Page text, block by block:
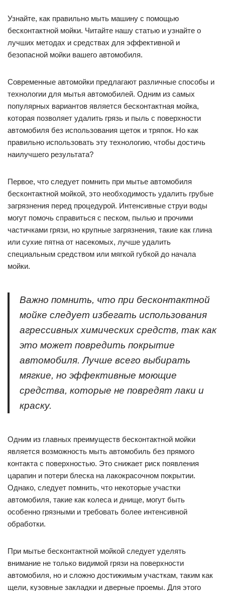
Узнайте, как правильно мыть машину с помощью
бесконтактной мойки. Читайте нашу статью и узнайте о
лучших методах и средствах для эффективной и
безопасной мойки вашего автомобиля.
Современные автомойки предлагают различные способы и
технологии для мытья автомобилей. Одним из самых
популярных вариантов является бесконтактная мойка,
которая позволяет удалить грязь и пыль с поверхности
автомобиля без использования щеток и тряпок. Но как
правильно использовать эту технологию, чтобы достичь
наилучшего результата?
Первое, что следует помнить при мытье автомобиля
бесконтактной мойкой, это необходимость удалить грубые
загрязнения перед процедурой. Интенсивные струи воды
могут помочь справиться с песком, пылью и прочими
частичками грязи, но крупные загрязнения, такие как глина
или сухие пятна от насекомых, лучше удалить
специальным средством или мягкой губкой до начала
мойки.
Важно помнить, что при бесконтактной
мойке следует избегать использования
агрессивных химических средств, так как
это может повредить покрытие
автомобиля. Лучше всего выбирать
мягкие, но эффективные моющие
средства, которые не повредят лаки и
краску.
Одним из главных преимуществ бесконтактной мойки
является возможность мыть автомобиль без прямого
контакта с поверхностью. Это снижает риск появления
царапин и потери блеска на лакокрасочном покрытии.
Однако, следует помнить, что некоторые участки
автомобиля, такие как колеса и днище, могут быть
особенно грязными и требовать более интенсивной
обработки.
При мытье бесконтактной мойкой следует уделять
внимание не только видимой грязи на поверхности
автомобиля, но и сложно достижимым участкам, таким как
щели, кузовные закладки и дверные проемы. Для этого